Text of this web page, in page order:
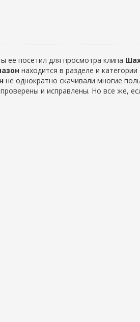
её посетил для просмотра клипа
находится в разделе и категории
не однократно скачивали многие
и исправлены. Но все же,